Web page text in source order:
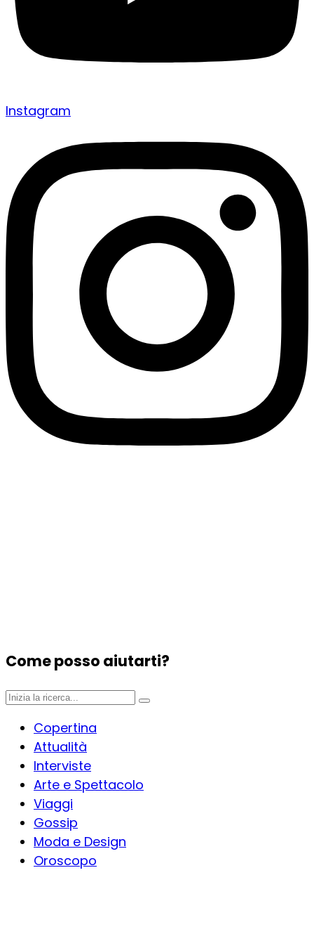
Instagram
Come posso aiutarti?
Copertina
Attualità
Interviste
Arte e Spettacolo
Viaggi
Gossip
Moda e Design
Oroscopo